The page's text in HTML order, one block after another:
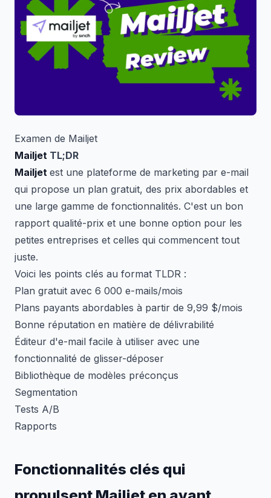
Examen de Mailjet
Mailjet TL;DR
Mailjet est une plateforme de marketing par e-mail
qui propose un plan gratuit, des prix abordables et
une large gamme de fonctionnalités. C'est un bon
rapport qualité-prix et une bonne option pour les
petites entreprises et celles qui commencent tout
juste.
Voici les points clés au format TLDR :
Plan gratuit avec 6 000 e-mails/mois
Plans payants abordables à partir de 9,99 $/mois
Bonne réputation en matière de délivrabilité
Éditeur d'e-mail facile à utiliser avec une
fonctionnalité de glisser-déposer
Bibliothèque de modèles préconçus
Segmentation
Tests A/B
Rapports
Fonctionnalités clés qui